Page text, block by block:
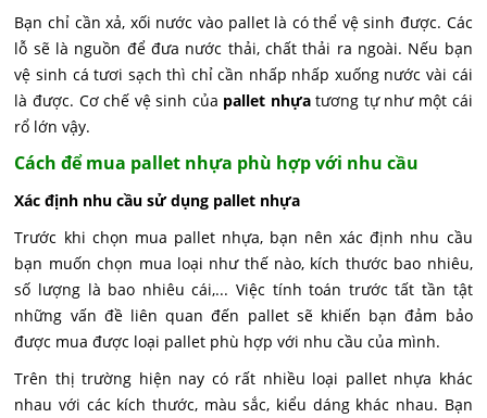
Bạn chỉ cần xả, xối nước vào pallet là có thể vệ sinh được. Các
lỗ sẽ là nguồn để đưa nước thải, chất thải ra ngoài. Nếu bạn
vệ sinh cá tươi sạch thì chỉ cần nhấp nhấp xuống nước vài cái
là được. Cơ chế vệ sinh của pallet nhựatương tự như một cái
rổ lớn vậy.
Cách để mua pallet nhựa phù hợp với nhu cầu
Xác định nhu cầu sử dụng pallet nhựa
Trước khi chọn mua pallet nhựa, bạn nên xác định nhu cầu
bạn muốn chọn mua loại như thế nào, kích thước bao nhiêu,
số lượng là bao nhiêu cái,... Việc tính toán trước tất tần tật
những vấn đề liên quan đến pallet sẽ khiến bạn đảm bảo
được mua được loại pallet phù hợp với nhu cầu của mình.
Trên thị trường hiện nay có rất nhiều loại pallet nhựa khác
nhau với các kích thước, màu sắc, kiểu dáng khác nhau. Bạn